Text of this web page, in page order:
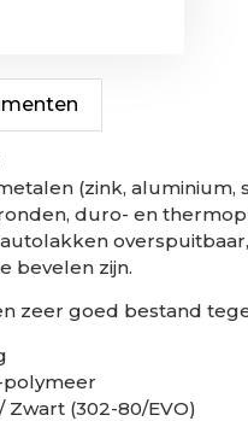
(zink,
duro- en
bevelen zijn.
zeer goed bestand
polymeer
Zwart (302-80/EVO)